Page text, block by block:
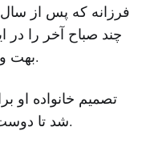
فرزانه که پس از سال
چند صباح آخر را در
بهت و ناباوری در اوج بیماری جان سپرد.
تصمیم خانواده او
شد تا دوست داران او مجال بدرقه او را نیابند.